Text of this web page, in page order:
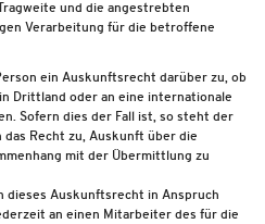
und die angestrebten
Verarbeitung für die betroffene
ein Auskunftsrecht darüber zu, ob
Drittland oder an eine internationale
Sofern dies der Fall ist, so steht der
Recht zu, Auskunft über die
mit der Übermittlung zu
dieses Auskunftsrecht in Anspruch
an einen Mitarbeiter des für die